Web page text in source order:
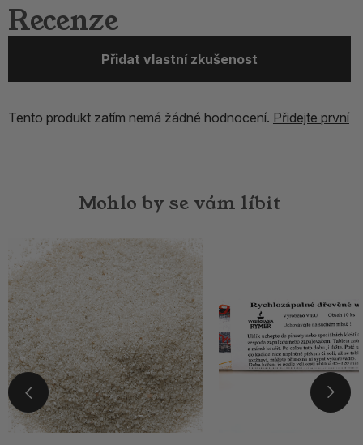
Recenze
Přidat vlastní zkušenost
Tento produkt zatím nemá žádné hodnocení. Přidejte první
Mohlo by se vám líbit